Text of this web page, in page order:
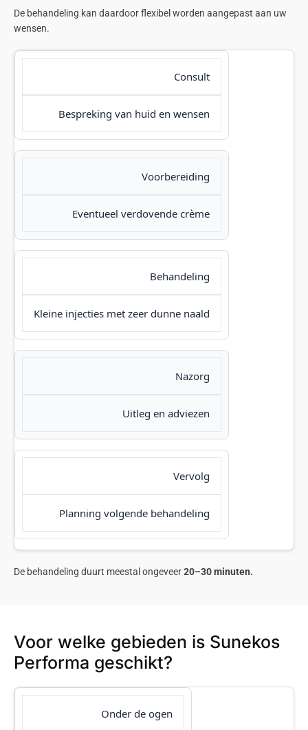
De behandeling kan daardoor flexibel worden aangepast aan uw
wensen.
Consult
Bespreking van huid en wensen
Voorbereiding
Eventueel verdovende crème
Behandeling
Kleine injecties met zeer dunne naald
Nazorg
Uitleg en adviezen
Vervolg
Planning volgende behandeling
De behandeling duurt meestal ongeveer20–30 minuten.
Voor welke gebieden is Sunekos
Performa geschikt?
Onder de ogen